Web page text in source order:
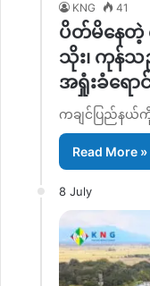
KNG 41
ပိတ်မိနေတဲ့
သိုး၊ ကုန်သ
အရှုံးခံရောင်
ကချင်ပြည်န
Read More »
8 July